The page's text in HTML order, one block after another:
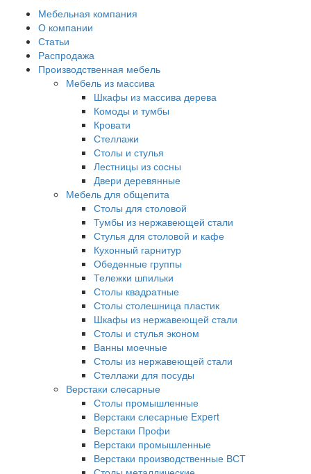
Мебельная компания
О компании
Статьи
Распродажа
Производственная мебель
Мебель из массива
Шкафы из массива дерева
Комоды и тумбы
Кровати
Стеллажи
Столы и стулья
Лестницы из сосны
Двери деревянные
Мебель для общепита
Столы для столовой
Тумбы из нержавеющей стали
Стулья для столовой и кафе
Кухонный гарнитур
Обеденные группы
Тележки шпильки
Столы квадратные
Столы столешница пластик
Шкафы из нержавеющей стали
Столы и стулья эконом
Ванны моечные
Столы из нержавеющей стали
Стеллажи для посуды
Верстаки слесарные
Столы промышленные
Верстаки слесарные Expert
Верстаки Профи
Верстаки промышленные
Верстаки производственные ВСТ